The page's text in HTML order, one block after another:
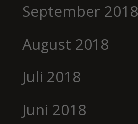
September 2018
August 2018
Juli 2018
Juni 2018